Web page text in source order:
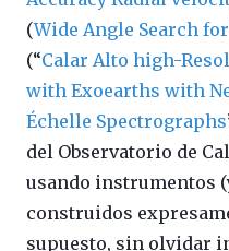
(Wide Angle Search
(“Calar Alto high-
with Exoearths with
Échelle Spectrographs
del Observatorio de
usando instrumentos
construidos
supuesto, sin olvidar